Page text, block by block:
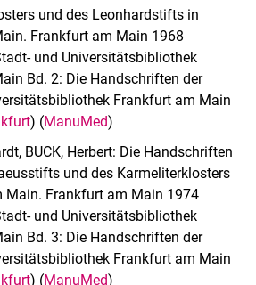
und des Leonhardstifts in
Frankfurt am Main 1968
und Universitätsbibliothek
Bd. 2: Die Handschriften der
Frankfurt am Main
) (ManuMed)
BUCK, Herbert: Die Handschriften
und des Karmeliterklosters
Main. Frankfurt am Main 1974
und Universitätsbibliothek
Bd. 3: Die Handschriften der
Frankfurt am Main
) (ManuMed)